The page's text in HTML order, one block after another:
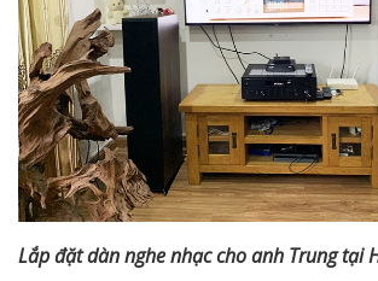
Lắp đặt dàn nghe nhạc cho anh Trung tại